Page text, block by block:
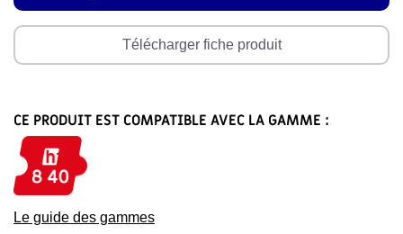
Télécharger fiche produit
CE PRODUIT EST COMPATIBLE AVEC LA GAMME :
Le guide des gammes